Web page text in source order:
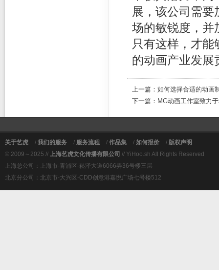
展，该公司需
场的敏锐度，并
只有这样，才
的动画产业发展
上一篇： 如何选择合适的动画
下一篇： MG动画工作室致力
关于艺虎 / 我们的服务 / 服务流程 / 作品集 / 如何报价 / 版权声明
© 2009～2025 // 上海艺虎文化传播有限公司 // YiHoo.sh All Rights Reserved
上海总公司：上海市-青浦区-崧泽大道6066弄36号楼三层
北京分公司：北京市-大兴区-CDD创意港嘉悦广场七号楼512